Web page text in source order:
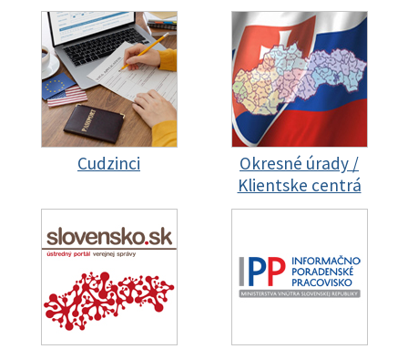
Cudzinci
Okresné úrady /
Klientske centrá